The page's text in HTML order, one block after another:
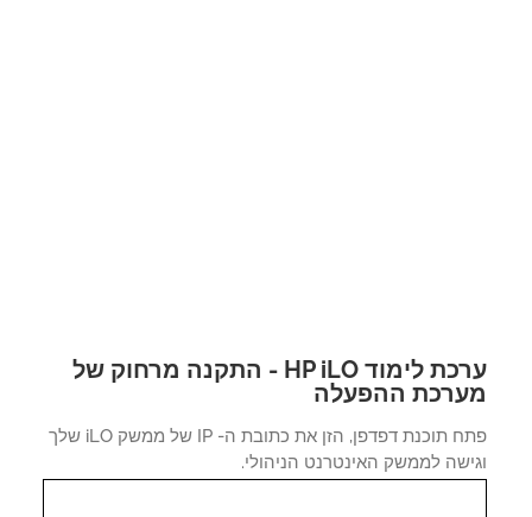
ערכת לימוד HP iLO - התקנה מרחוק של
ההפעלה
פתח תוכנת דפדפן, הזן את כתובת ה- IP של ממשק iLO שלך
לממשק האינטרנט הניהולי.